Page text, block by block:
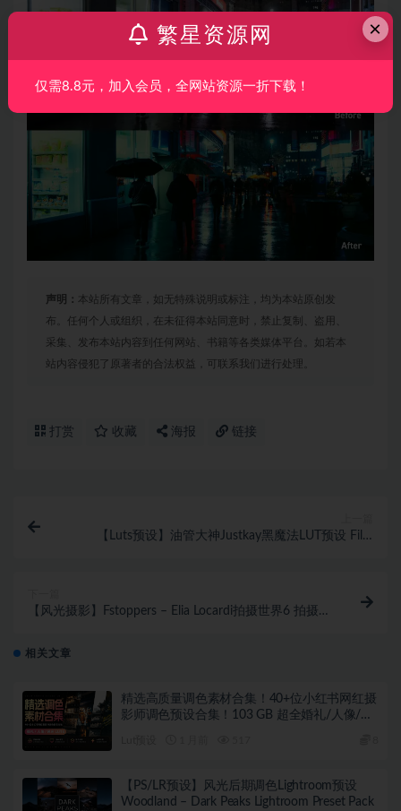
声明： 本站所有文章，如无特殊说明或标注，均为本站原创发
布。任何个人或组织，在未征得本站同意时，禁止复制、盗用、
采集、发布本站内容到任何网站、书籍等各类媒体平台。如若本
站内容侵犯了原著者的合法权益，可联系我们进行处理。
打赏 收藏 海报 链接
【Luts预设】油管大神Justkay黑魔法LUT预设 Film
【风光摄影】Fstoppers – Elia Locardi拍摄世界6 拍摄日
相关文章
精选高质量调色素材合集！40+位小红书网红摄
影师调色预设合集！103 GB 超全婚礼/人像/风
【PS/LR预设】风光后期调色Lightroom预设
Woodland – Dark Peaks Lightroom Preset Pack
×
繁星资源网
仅需8.8元，加入会员，全网站资源一折下载！